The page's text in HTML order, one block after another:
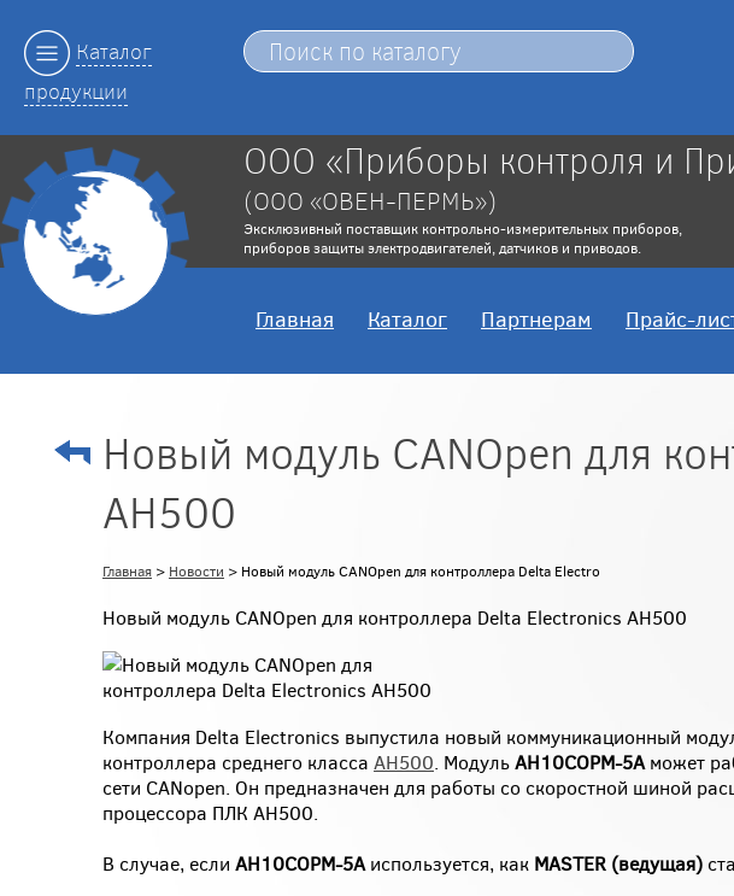
Каталог
продукции
ООО «Приборы контроля и
(ООО «ОВЕН-ПЕРМЬ»)
Эксклюзивный поставщик контрольно-измерительных приборов,
приборов защиты электродвигателей, датчиков и приводов.
Главная Каталог Партнерам Прайс-
Новый модуль CANOpen для
АН500
Главная > Новости > Новый модуль CANOpen для контроллера Delta Electro
Новый модуль CANOpen для контроллера Delta Electronics АН500
Компания Delta Electronics выпустила новый коммуникационный
контроллера среднего класса АН500 . МодульAH10COPM-5A может
сети CANopen. Он предназначен для работы со скоростной шиной
процессора ПЛК АН500.
В случае, если AH10COPM-5A используется, как MASTER (ведущая)